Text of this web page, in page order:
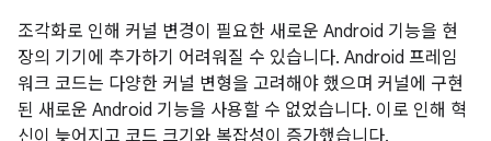
조각화로 인해 커널 변경이 필요한 새로운 Android 기능을 현
장의 기기에 추가하기 어려워질 수 있습니다. Android 프레임
워크 코드는 다양한 커널 변형을 고려해야 했으며 커널에 구현
된 새로운 Android 기능을 사용할 수 없었습니다. 이로 인해 혁
신이 늦어지고 코드 크기와 복잡성이 증가했습니다.